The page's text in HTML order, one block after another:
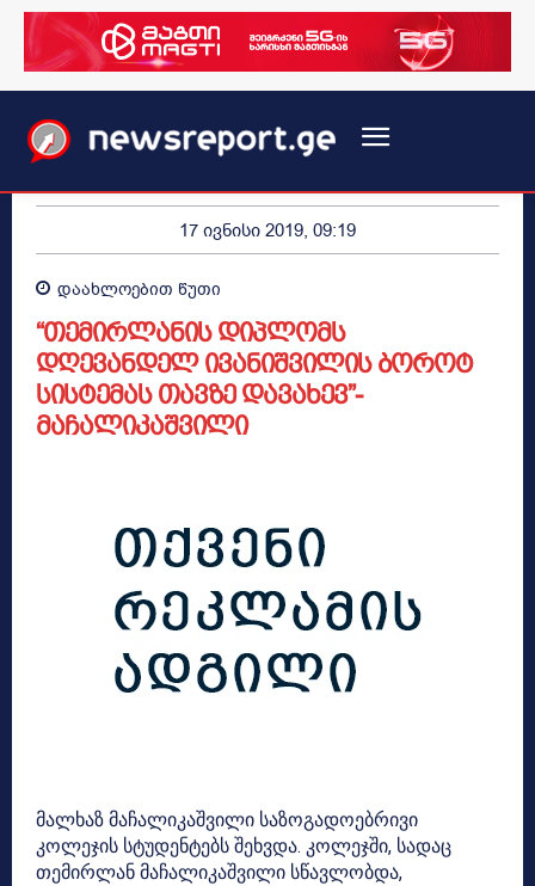
17 ივნისი 2019, 09:19
დაახლოებით წუთი
“თემირლანის დიპლომს
დღევანდელ ივანიშვილის ბოროტ
სისტემას თავზე დავახევ”-
მაჩალიკაშვილი
მალხაზ მაჩალიკაშვილი საზოგადოებრივი
კოლეჯის სტუდენტებს შეხვდა. კოლეჯში, სადაც
თემირლან მაჩალიკაშვილი სწავლობდა,